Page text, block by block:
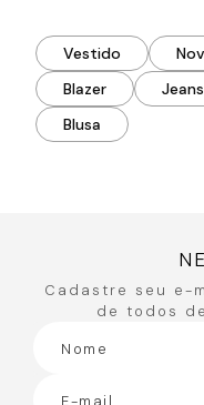
Vestido
Blazer
Jeans
Blusa
Cadastre seu e-
de todos